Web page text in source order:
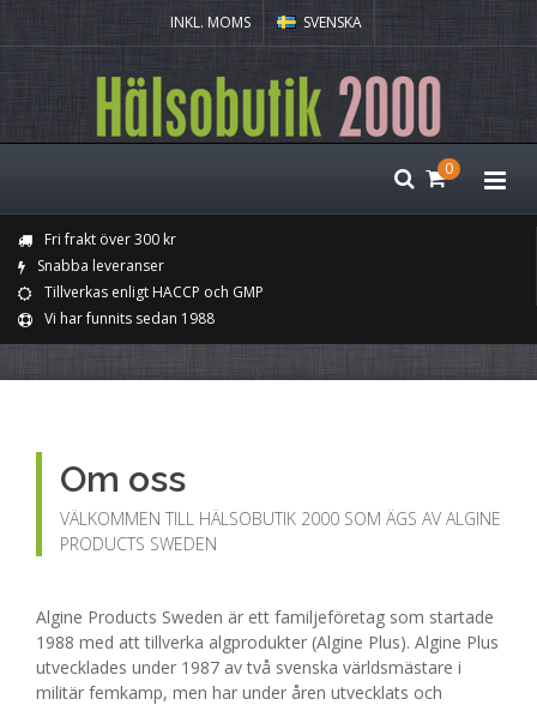
INKL. MOMS SVENSKA
0
Fri frakt över 300 kr
Snabba leveranser
Tillverkas enligt HACCP och GMP
Vi har funnits sedan 1988
Om oss
VÄLKOMMEN TILL HÄLSOBUTIK 2000 SOM ÄGS AV ALGINE
PRODUCTS SWEDEN
Algine Products Sweden är ett familjeföretag som startade
1988 med att tillverka algprodukter (Algine Plus). Algine Plus
utvecklades under 1987 av två svenska världsmästare i
militär femkamp, men har under åren utvecklats och